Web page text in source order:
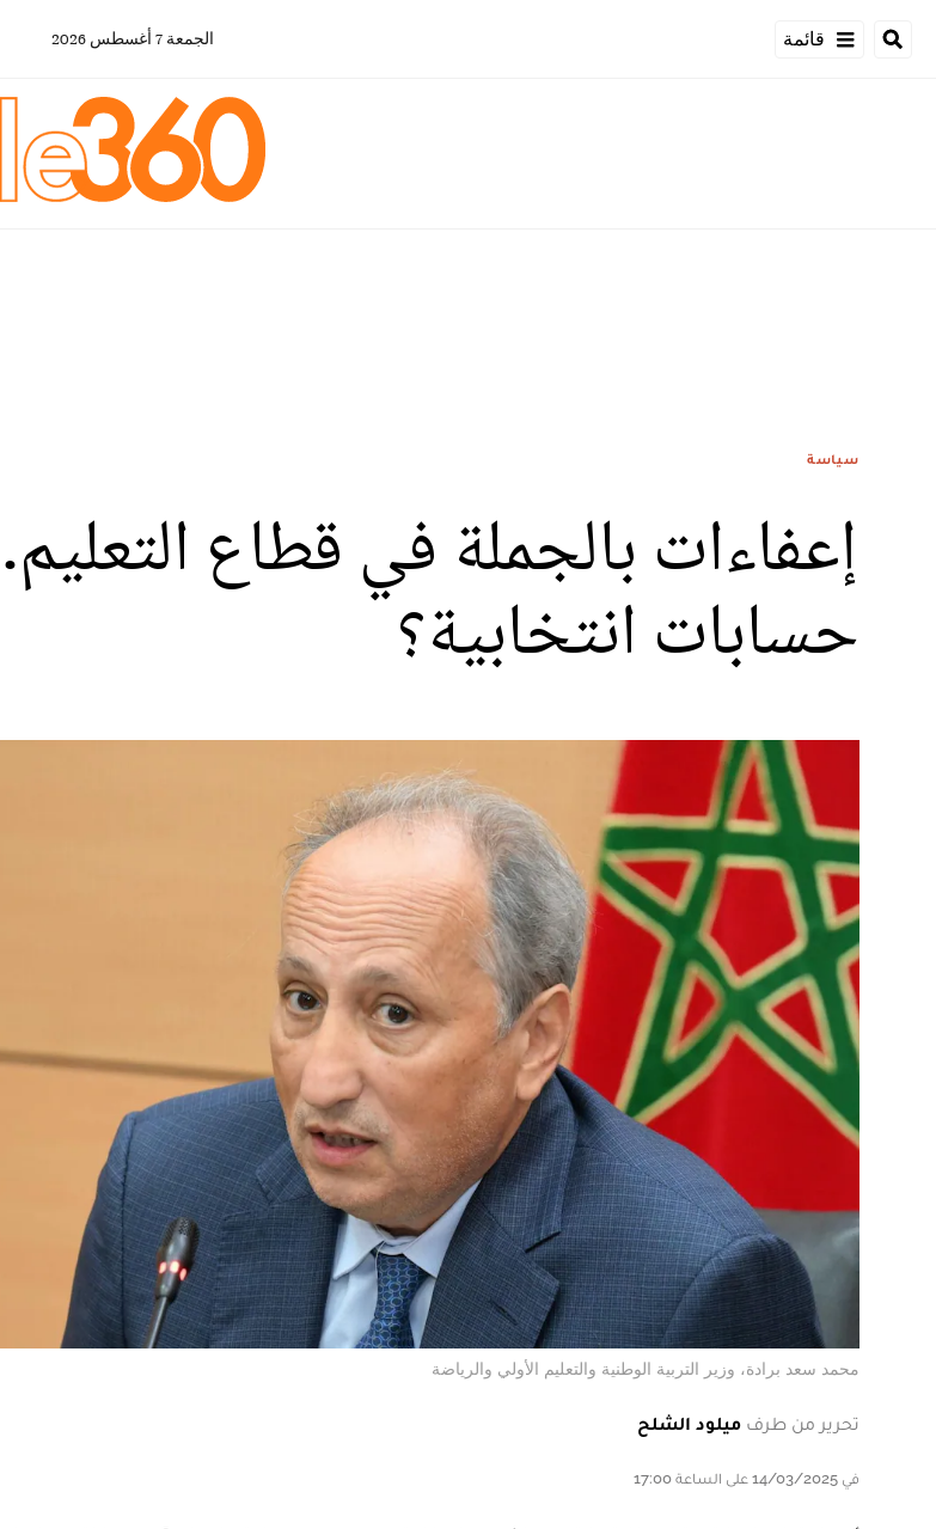
قائمة الجمعة 7 أغسطس 2026
سياسة
إعفاءات بالجملة في قطاع
حسابات انتخابية؟
محمد سعد برادة، وزير التربية الوطنية والتعليم الأولي والرياضة
تحرير من طرف ميلود الشلح
في 14/03/2025 على الساعة 17:00